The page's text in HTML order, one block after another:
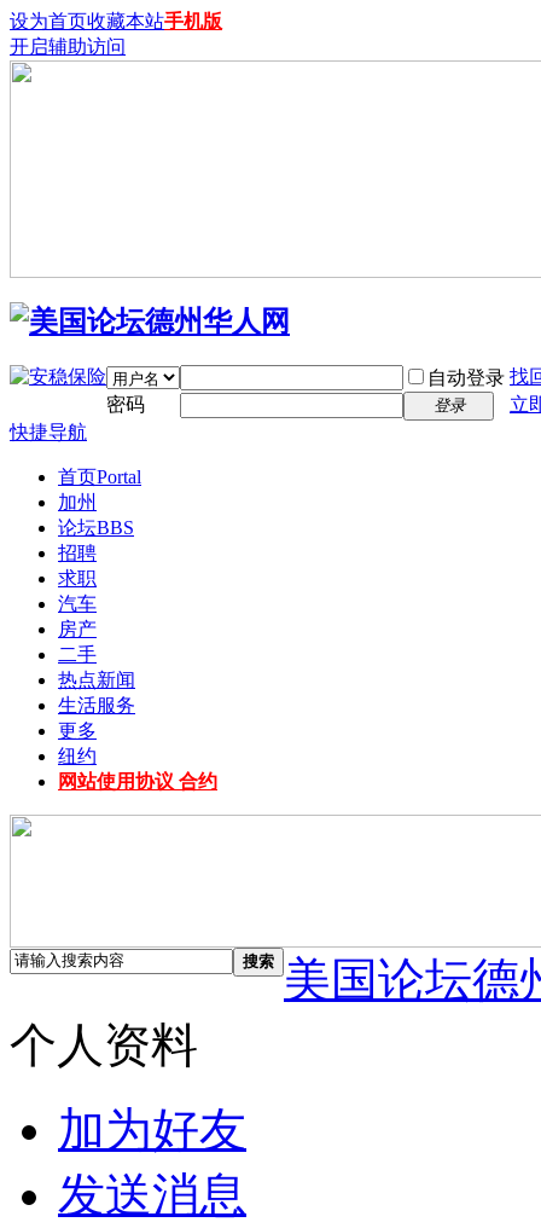
设为首页收藏本站手机版
开启辅助访问
自动登录 找
密码
登录
立
快捷导航
首页Portal
加州
论坛BBS
招聘
求职
汽车
房产
二手
热点新闻
生活服务
更多
纽约
网站使用协议 合约
搜索
美国论坛德
个人资料
加为好友
发送消息